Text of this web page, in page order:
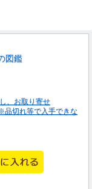
図鑑
、お取り寄せ
切れ等で入手できな